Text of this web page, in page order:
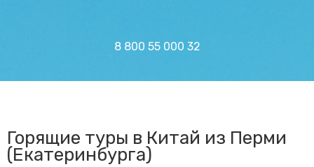
8 800 55 000 32
Горящие туры в Китай из Перми
(Екатеринбурга)